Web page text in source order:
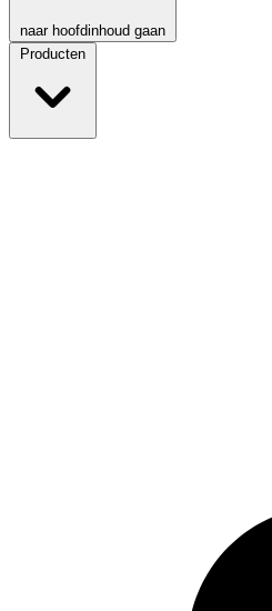
naar hoofdinhoud gaan
Producten